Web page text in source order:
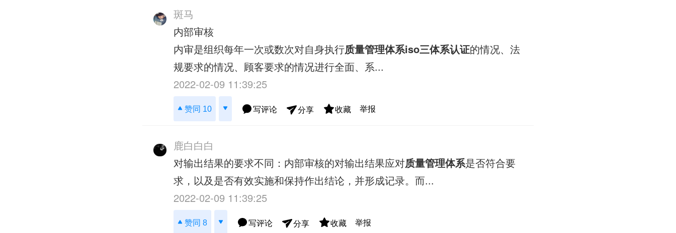
斑马
内部审核
内审是组织每年一次或数次对自身执行质量管理体系iso三体系认证的情况、法
规要求的情况、顾客要求的情况进行全面、系...
2022-02-09 11:39:25
赞同 10 写评论 分享 收藏 举报
鹿白白白
对输出结果的要求不同：内部审核的对输出结果应对质量管理体系是否符合要
求，以及是否有效实施和保持作出结论，并形成记录。而...
2022-02-09 11:39:25
赞同 8 写评论 分享 收藏 举报